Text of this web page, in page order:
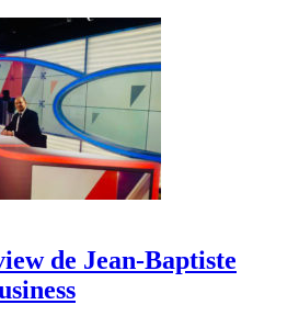
de Jean-Baptiste